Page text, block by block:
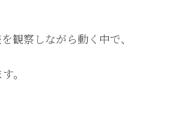
観察しながら動く中で、
。